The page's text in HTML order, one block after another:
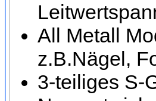
All Metall
z.B.Nägel,
3-teiliges S-